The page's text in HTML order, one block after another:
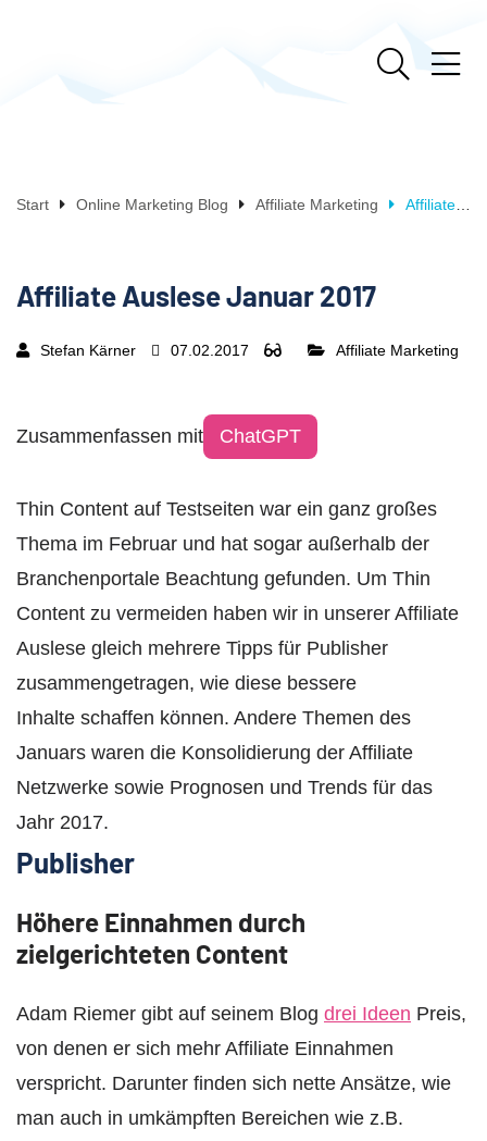
Start Online Marketing Blog Affiliate Marketing Affiliate Auslese Januar 2017
Affiliate Auslese Januar 2017
Stefan Kärner 07.02.2017 Affiliate Marketing
Zusammenfassen mit ChatGPT
Thin Content auf Testseiten war ein ganz großes
Thema im Februar und hat sogar außerhalb der
Branchenportale Beachtung gefunden. Um Thin
Content zu vermeiden haben wir in unserer Affiliate
Auslese gleich mehrere Tipps für Publisher
zusammengetragen, wie diese bessere
Inhalte schaffen können. Andere Themen des
Januars waren die Konsolidierung der Affiliate
Netzwerke sowie Prognosen und Trends für das
Jahr 2017.
Publisher
Höhere Einnahmen durch
zielgerichteten Content
Adam Riemer gibt auf seinem Blog drei Ideen Preis,
von denen er sich mehr Affiliate Einnahmen
verspricht. Darunter finden sich nette Ansätze, wie
man auch in umkämpften Bereichen wie z.B.